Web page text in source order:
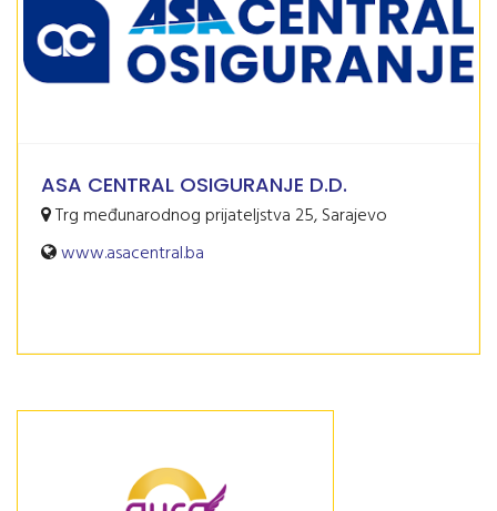
ASA CENTRAL OSIGURANJE D.D.
Trg međunarodnog prijateljstva 25, Sarajevo
www.asacentral.ba